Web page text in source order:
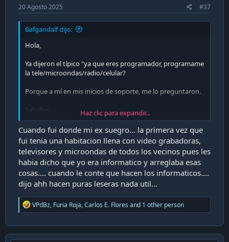
20 Agosto 2025 #37
Bafgandalf dijo:
Hola,
Ya dijeron el típico "ya que eres programador, programame
la tele/microondas/radio/celular?
Porque a mí en mis inicios de soporte, me lo preguntaron.
Saludos,
Enviado desde mi M2007J20CG mediante Tapatalk
Haz clic para expandir...
Cuando fui donde mi ex suegro... la primera vez que
fui tenia una habitacion llena con video grabadoras,
televisores y microondas de todos los vecinos pues les
habia dicho que yo era informatico y arreglaba esas
cosas.... cuando le conte que hacen los informaticos....
dijo ahh hacen puras leseras nada util...
R
e
c
t
VPdBz, Furia Roja,Carlos E. Flores and 1 other person